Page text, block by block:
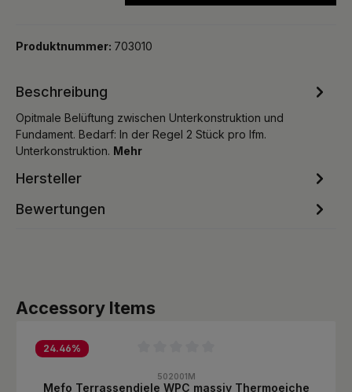
Produktnummer: 703010
Beschreibung
Opitmale Belüftung zwischen Unterkonstruktion und
Fundament. Bedarf: In der Regel 2 Stück pro lfm.
Unterkonstruktion. Mehr
Hersteller
Bewertungen
Produktgalerie überspringen
Accessory Items
24.46%
502001M
Mefo Terrassendiele WPC massiv Thermoeiche